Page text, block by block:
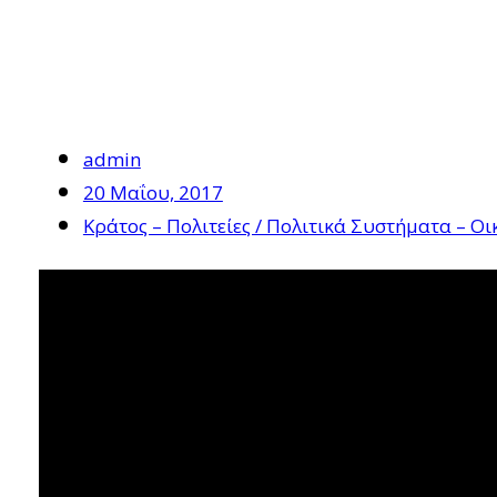
admin
20 Μαΐου, 2017
Κράτος – Πολιτείες / Πολιτικά Συστήματα –